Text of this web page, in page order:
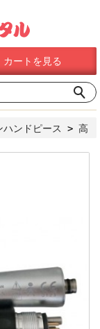
カートを見る
ンドピース > 高